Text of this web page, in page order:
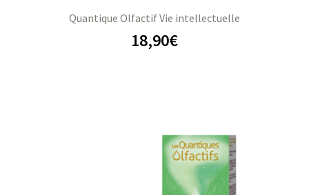
Quantique Olfactif Vie intellectuelle
18,90€